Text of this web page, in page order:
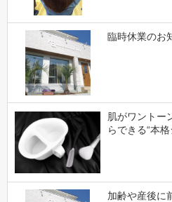
臨時休業のお
肌がワントー
らできる“本
加齢や産後に